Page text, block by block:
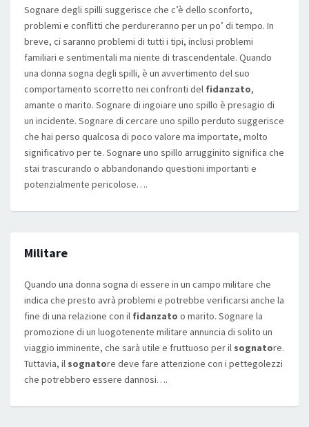
Sognare degli spilli suggerisce che c’è dello sconforto,
problemi e conflitti che perdureranno per un po’ di tempo. In
breve, ci saranno problemi di tutti i tipi, inclusi problemi
familiari e sentimentali ma niente di trascendentale. Quando
una donna sogna degli spilli, è un avvertimento del suo
comportamento scorretto nei confronti del fidanzato,
amante o marito. Sognare di ingoiare uno spillo è presagio di
un incidente. Sognare di cercare uno spillo perduto suggerisce
che hai perso qualcosa di poco valore ma importate, molto
significativo per te. Sognare uno spillo arrugginito significa che
stai trascurando o abbandonando questioni importanti e
potenzialmente pericolose….
Militare
Quando una donna sogna di essere in un campo militare che
indica che presto avrà problemi e potrebbe verificarsi anche la
fine di una relazione con il fidanzato o marito. Sognare la
promozione di un luogotenente militare annuncia di solito un
viaggio imminente, che sarà utile e fruttuoso per il sognatore.
Tuttavia, il sognatore deve fare attenzione con i pettegolezzi
che potrebbero essere dannosi….